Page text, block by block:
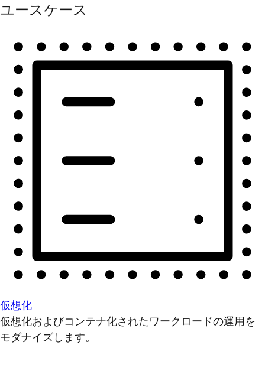
ユースケース
仮想化
仮想化およびコンテナ化されたワークロードの運用を
モダナイズします。